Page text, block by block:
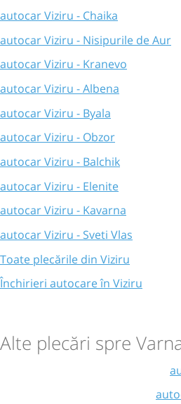
autocar Viziru - Chaika
autocar Viziru - Nisipurile de Aur
autocar Viziru - Kranevo
autocar Viziru - Albena
autocar Viziru - Byala
autocar Viziru - Obzor
autocar Viziru - Balchik
autocar Viziru - Elenite
autocar Viziru - Kavarna
autocar Viziru - Sveti Vlas
Toate plecările din Viziru
Închirieri autocare în Viziru
Alte plecări spre